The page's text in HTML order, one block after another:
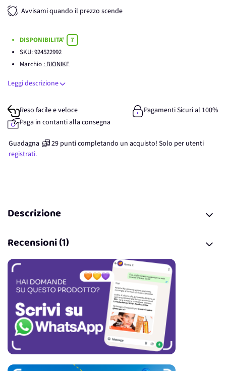
Avvisami quando il prezzo scende
DISPONIBILITA'
7
SKU:924522992
Marchio : BIONIKE
Leggi descrizione
Reso facile e veloce
Pagamenti Sicuri al 100%
Paga in contanti alla consegna
Guadagna 29 punticompletando un acquisto! Solo per utenti
registrati.
Descrizione
Recensioni (1)